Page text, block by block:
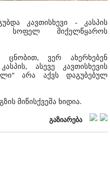
კავთისხევი - კასპის
სოფელ მიქელწყაროს
ცნობით, ვერ ახერხებენ
ასევე კავთისხევის
არა აქვს დაგუბებულ
მიწისქვეშა ხიდია.
გაზიარება